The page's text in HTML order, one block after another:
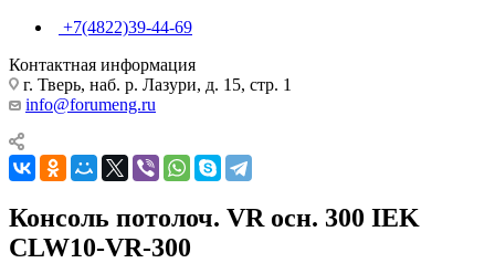
+7(4822)39-44-69
Контактная информация
г. Тверь, наб. р. Лазури, д. 15, стр. 1
info@forumeng.ru
Консоль потолоч. VR осн. 300 IEK
CLW10-VR-300